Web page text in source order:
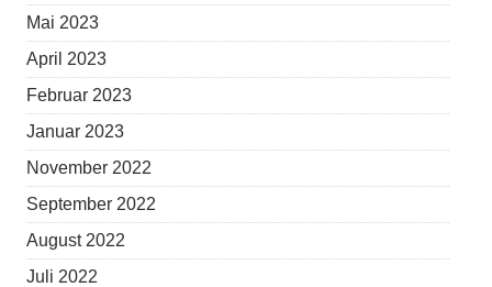
Mai 2023
April 2023
Februar 2023
Januar 2023
November 2022
September 2022
August 2022
Juli 2022